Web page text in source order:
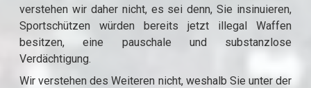
verstehen wir daher nicht, es sei denn, Sie insinuieren,
Sportschützen würden bereits jetzt illegal Waffen
besitzen, eine pauschale und substanzlose
Verdächtigung.
Wir verstehen des Weiteren nicht, weshalb Sie unter der